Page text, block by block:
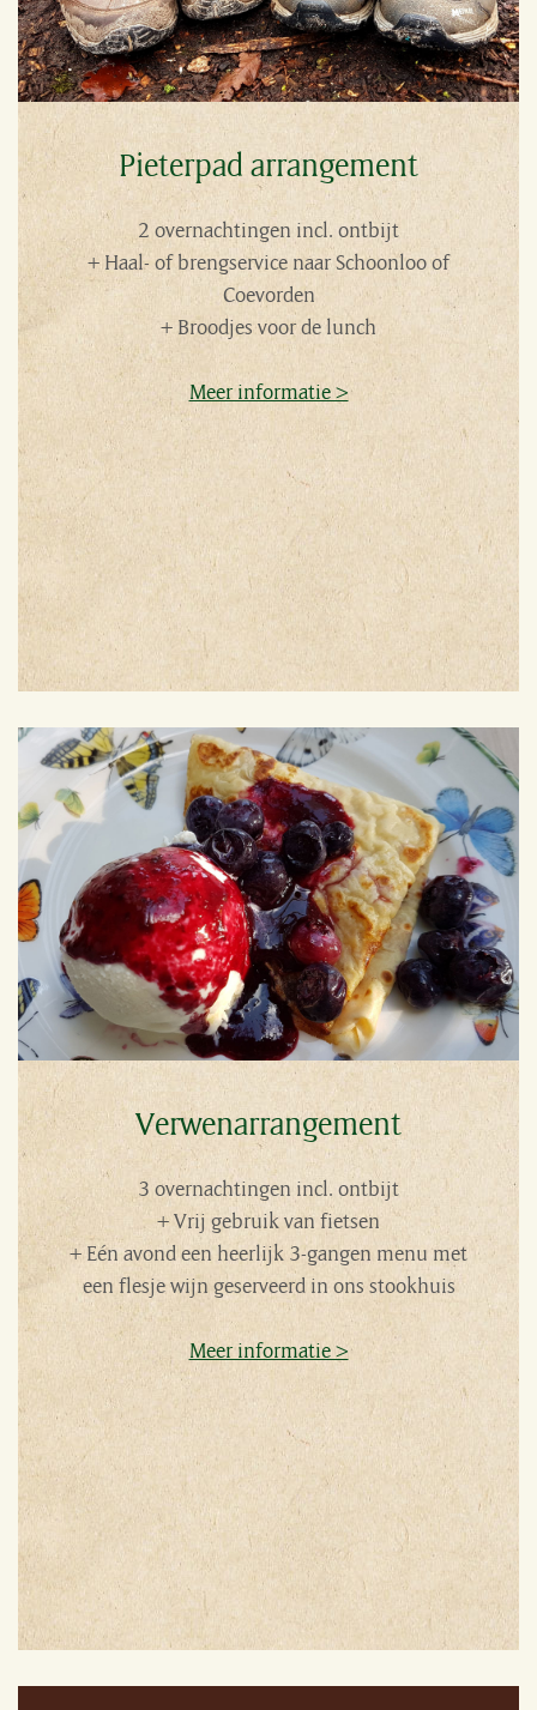
Pieterpad arrangement
2 overnachtingen incl. ontbijt
+ Haal- of brengservice naar Schoonloo of
Coevorden
+ Broodjes voor de lunch
Meer informatie >
Verwen­arrangement
3 overnachtingen incl. ontbijt
+ Vrij gebruik van fietsen
+ Eén avond een heerlijk 3-gangen menu met
een flesje wijn geserveerd in ons stookhuis
Meer informatie >